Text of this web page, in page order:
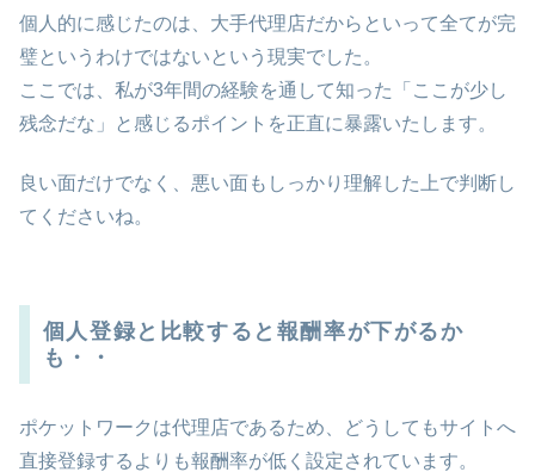
個人的に感じたのは、大手代理店だからといって全てが完
璧というわけではないという現実でした。
ここでは、私が3年間の経験を通して知った「ここが少し
残念だな」と感じるポイントを正直に暴露いたします。
良い面だけでなく、悪い面もしっかり理解した上で判断し
てくださいね。
個人登録と比較すると報酬率が下がるか
も・・
ポケットワークは代理店であるため、どうしてもサイトへ
直接登録するよりも報酬率が低く設定されています。